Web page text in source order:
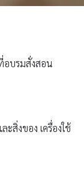
อบรมสั่งสอน
สิ่งของ เครื่องใช้